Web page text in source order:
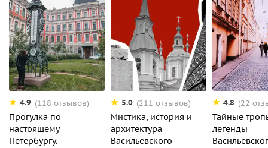
4.9 (118 отзывов)
Прогулка по
настоящему
Петербургу.
5.0 (211 отзывов)
Мистика, история и
архитектура
Васильевского
4.8 (22
Тайные
легенды